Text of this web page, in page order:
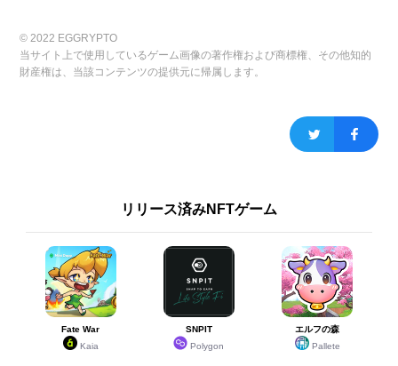
© 2022 EGGRYPTO
当サイト上で使用しているゲーム画像の著作権および商標権、その他知的
財産権は、当該コンテンツの提供元に帰属します。
リリース済みNFTゲーム
Fate War
Kaia
SNPIT
Polygon
エルフの森
Pallete